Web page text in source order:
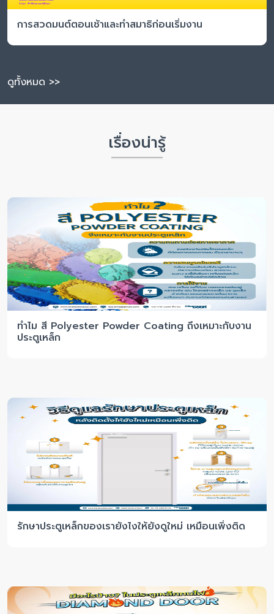
การสวดมนต์ตอนเช้าและทำสมาธิก่อนเริ่มงาน
ดูทั้งหมด >>
เรื่องน่ารู้
ทำไม สี Polyester Powder Coating ถึงเหมาะกับงาน
ประตูเหล็ก
รักษาประตูเหล็กของเรายังไงให้ยังดูใหม่ เหมือนเพิ่งติด